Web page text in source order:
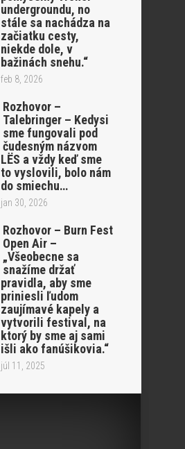
undergroundu, no
stále sa nachádza na
začiatku cesty,
niekde dole, v
bažinách snehu.“
feb 8, 2026
Rozhovor –
Talebringer – Kedysi
sme fungovali pod
čudesným názvom
LËS a vždy keď sme
to vyslovili, bolo nám
do smiechu…
jan 30, 2026
Rozhovor – Burn Fest
Open Air –
„Všeobecne sa
snažíme držať
pravidla, aby sme
priniesli ľudom
zaujímavé kapely a
vytvorili festival, na
ktorý by sme aj sami
išli ako fanúšikovia.“
júl 11, 2025